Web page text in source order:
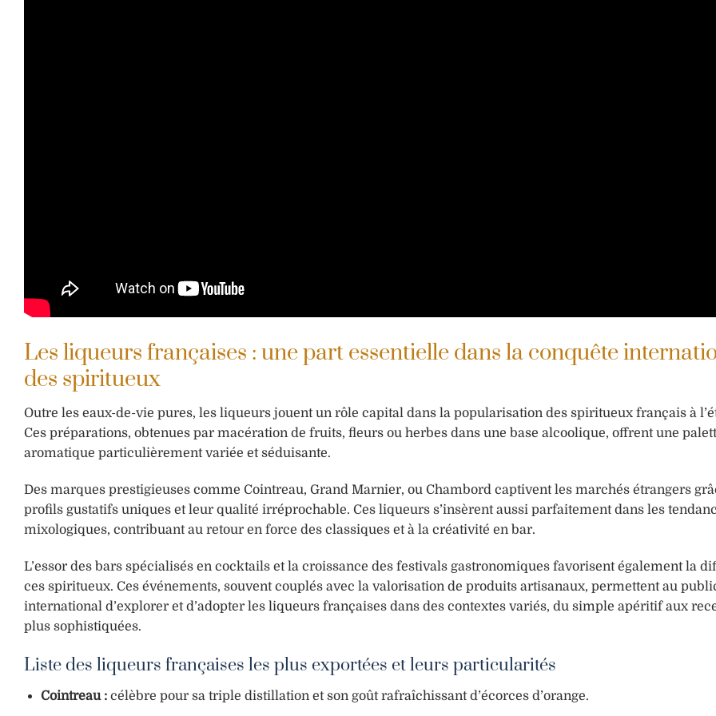
Les liqueurs françaises : une part essentielle dans la conquête
des spiritueux
Outre les eaux-de-vie pures, les liqueurs jouent un rôle capital dans la popularisation des spiritueux français à
Ces préparations, obtenues par macération de fruits, fleurs ou herbes dans une base alcoolique, offrent une
aromatique particulièrement variée et séduisante.
Des marques prestigieuses comme Cointreau, Grand Marnier, ou Chambord captivent les marchés étrangers
profils gustatifs uniques et leur qualité irréprochable. Ces liqueurs s’insèrent aussi parfaitement dans les
mixologiques, contribuant au retour en force des classiques et à la créativité en bar.
L’essor des bars spécialisés en cocktails et la croissance des festivals gastronomiques favorisent également la
ces spiritueux. Ces événements, souvent couplés avec la valorisation de produits artisanaux, permettent au
international d’explorer et d’adopter les liqueurs françaises dans des contextes variés, du simple apéritif aux
plus sophistiquées.
Liste des liqueurs françaises les plus exportées et leurs particularités
Cointreau :célèbre pour sa triple distillation et son goût rafraîchissant d’écorces d’orange.